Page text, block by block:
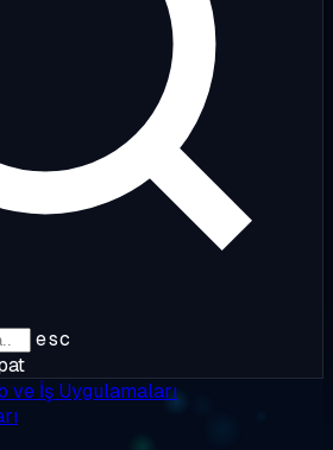
esc
ve İş Uygulamaları